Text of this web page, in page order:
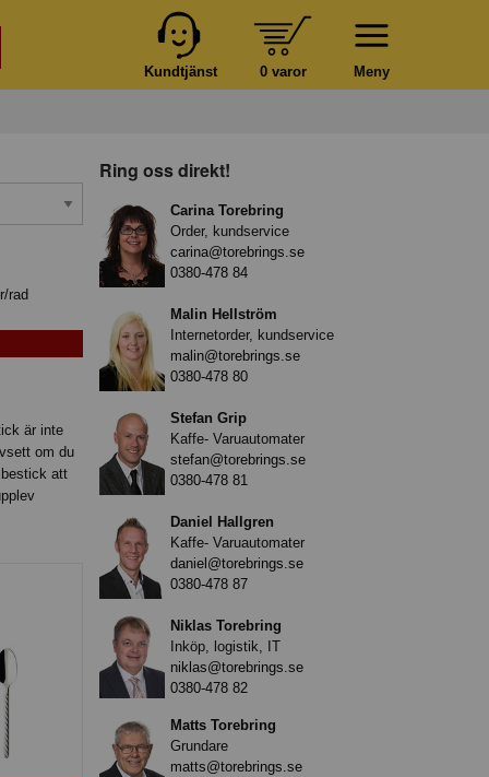
Meny
0 varor
Kundtjänst
rad
är inte
om du
att
Ring oss direkt!
Carina Torebring
Order, kundservice
carina@torebrings.se
0380-478 84
Malin Hellström
Internetorder, kundservice
malin@torebrings.se
0380-478 80
Stefan Grip
Kaffe- Varuautomater
stefan@torebrings.se
0380-478 81
Daniel Hallgren
Kaffe- Varuautomater
daniel@torebrings.se
0380-478 87
Niklas Torebring
Inköp, logistik, IT
niklas@torebrings.se
0380-478 82
Matts Torebring
Grundare
matts@torebrings.se